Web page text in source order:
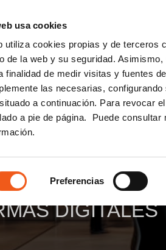
usa cookies
utiliza cookies propias y de terceros
de la web y su seguridad.
finalidad de medir visitas y fuentes
las necesarias,
a continuación. Para revocar
a pie de página. Puede consultar
Preferencias
DATOS IGUALDAD
ECOMMERCE
LSSI:
DIGITALES